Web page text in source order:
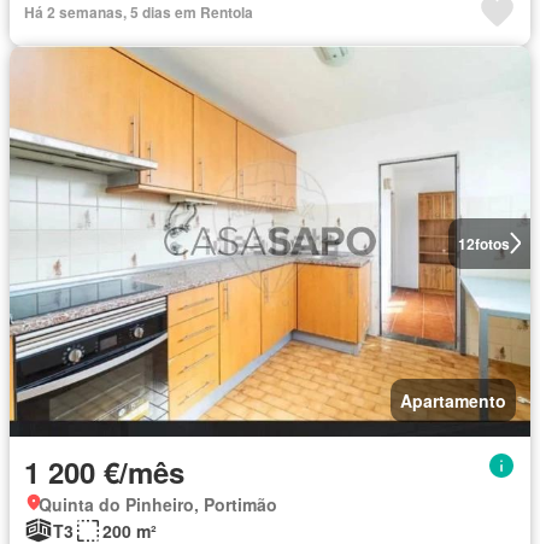
Há 2 semanas, 5 dias em Rentola
12fotos
Apartamento
1 200 €/mês
Quinta do Pinheiro, Portimão
T3
200 m²